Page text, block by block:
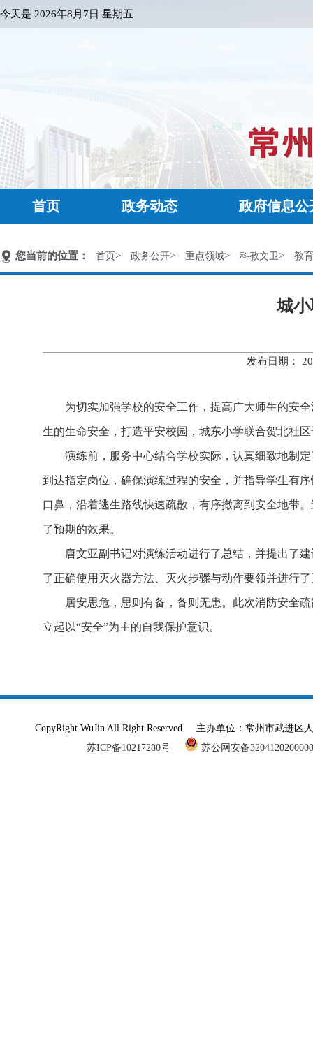
今天是 2026年8月7日 星期五
首页 政务动态 政府信息公
您当前的位置： 首页> 政务公开> 重点领域> 科教文卫> 教
城
发布日期：
为切实加强学校的安全工作，提高广大师生的安
生的生命安全，打造平安校园，城东小学联合贺北社
演练前，服务中心结合学校实际，认真细致地制
到达指定岗位，确保演练过程的安全，并指导学生有
口鼻，沿着逃生路线快速疏散，有序撤离到安全地带
了预期的效果。
唐文亚副书记对演练活动进行了总结，并提出了
了正确使用灭火器方法、灭火步骤与动作要领并进行
居安思危，思则有备，备则无患。此次消防安全
立起以“安全”为主的自我保护意识。
CopyRight WuJin All Right Reserved 主办单位：常州市武进
苏ICP备10217280号
苏公网安备